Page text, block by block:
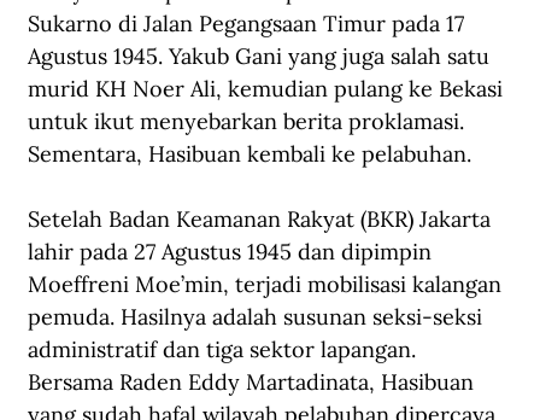
Sukarno di Jalan Pegangsaan Timur pada 17
Agustus 1945. Yakub Gani yang juga salah satu
murid KH Noer Ali, kemudian pulang ke Bekasi
untuk ikut menyebarkan berita proklamasi.
Sementara, Hasibuan kembali ke pelabuhan.
Setelah Badan Keamanan Rakyat (BKR) Jakarta
lahir pada 27 Agustus 1945 dan dipimpin
Moeffreni Moe’min, terjadi mobilisasi kalangan
pemuda. Hasilnya adalah susunan seksi-seksi
administratif dan tiga sektor lapangan.
Bersama Raden Eddy Martadinata, Hasibuan